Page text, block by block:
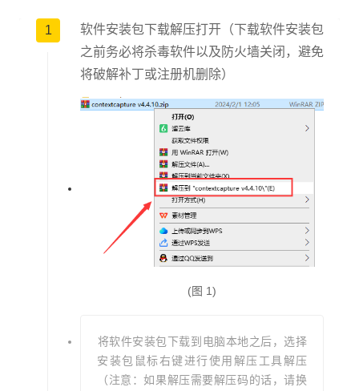
6.采用并行计算能力：通过在单个项目上并行运行两个
ContextCapture实例，可显著缩短处理时间。
7.生成2D和3DGIS模型：使用全方位的地理空间数据类型
（包括真实的正射图像、点云、光栅数字标高模型和
ESRI3S格式）生成准确的地理参考3D模型。包括SRS数
据库接口，以确保与您选择的GIS解决方案的可操作性。
8.生成3DCAD模型:使用一系列创新的多分辨率网格生成
3D模型，如STL、OBJ或FBX)、点云格式和
Bentleyopen3SM或3MX，以确保您的模型能够访问您的
的特定部分，使用地理空间信息和其他附加数据来丰富现
实网格，从而提供基于相关数据搜索和可视化网格区域的
1
软件安装包下载解压打开（下载软件安装包
之前务必将杀毒软件以及防火墙关闭，避免
将破解补丁或注册机删除）
(图 1)
将软件安装包下载到电脑本地之后，选择
安装包鼠标右键进行使用解压工具解压
（注意：如果解压需要解压码的话，请换